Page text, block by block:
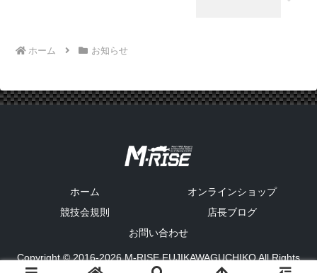
ホーム お知らせ
ホーム
オンラインショップ
競技会規則
店長ブログ
お問い合わせ
Copyright © 2016-2026 M-RISE FUJIKAWAGUCHIKO All Rights